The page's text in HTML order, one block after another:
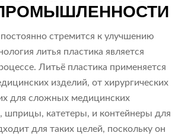
стремится к улучшению
литья пластика является
Литьё пластика применяется
изделий, от хирургических
для сложных медицинских
шприцы, катетеры, и контейнеры для
для таких целей, поскольку он